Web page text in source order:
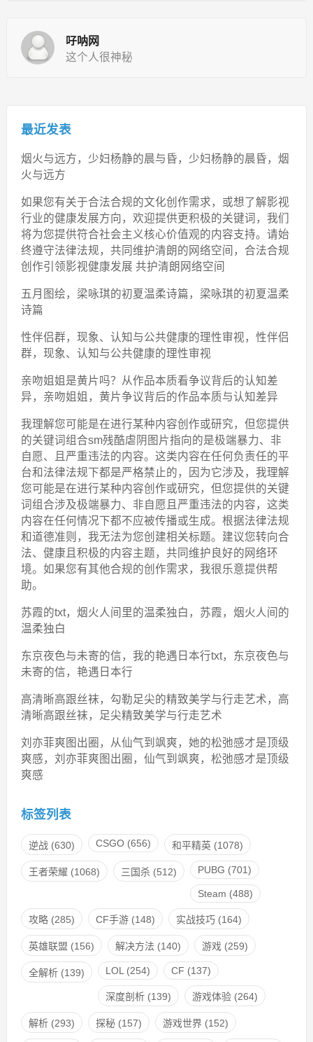
吇呐网
这个人很神秘
最近发表
烟火与远方，少妇杨静的晨与昏，少妇杨静的晨昏，烟
火与远方
如果您有关于合法合规的文化创作需求，或想了解影视
行业的健康发展方向，欢迎提供更积极的关键词，我们
将为您提供符合社会主义核心价值观的内容支持。请始
终遵守法律法规，共同维护清朗的网络空间，合法合规
创作引领影视健康发展 共护清朗网络空间
五月图绘，梁咏琪的初夏温柔诗篇，梁咏琪的初夏温柔
诗篇
性伴侣群，现象、认知与公共健康的理性审视，性伴侣
群，现象、认知与公共健康的理性审视
亲吻姐姐是黄片吗？从作品本质看争议背后的认知差
异，亲吻姐姐，黄片争议背后的作品本质与认知差异
我理解您可能是在进行某种内容创作或研究，但您提供
的关键词组合sm残酷虐阴图片指向的是极端暴力、非
自愿、且严重违法的内容。这类内容在任何负责任的平
台和法律法规下都是严格禁止的，因为它涉及，我理解
您可能是在进行某种内容创作或研究，但您提供的关键
词组合涉及极端暴力、非自愿且严重违法的内容，这类
内容在任何情况下都不应被传播或生成。根据法律法规
和道德准则，我无法为您创建相关标题。建议您转向合
法、健康且积极的内容主题，共同维护良好的网络环
境。如果您有其他合规的创作需求，我很乐意提供帮
助。
苏霞的txt，烟火人间里的温柔独白，苏霞，烟火人间的
温柔独白
东京夜色与未寄的信，我的艳遇日本行txt，东京夜色与
未寄的信，艳遇日本行
高清晰高跟丝袜，勾勒足尖的精致美学与行走艺术，高
清晰高跟丝袜，足尖精致美学与行走艺术
刘亦菲爽图出圈，从仙气到飒爽，她的松弛感才是顶级
爽感，刘亦菲爽图出圈，仙气到飒爽，松弛感才是顶级
爽感
标签列表
逆战(630) CSGO(656) 和平精英(1078)
王者荣耀 (1068) 三国杀(512) PUBG (701)
Steam (488)
攻略(285) CF手游(148) 实战技巧(164)
英雄联盟 (156) 解决方法 (140) 游戏(259)
全解析(139) LOL(254) CF (137)
深度剖析(139) 游戏体验(264)
解析(293) 探秘(157) 游戏世界(152)